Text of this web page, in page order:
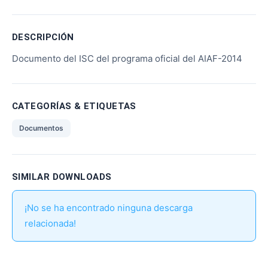
DESCRIPCIÓN
Documento del ISC del programa oficial del AIAF-2014
CATEGORÍAS & ETIQUETAS
Documentos
SIMILAR DOWNLOADS
¡No se ha encontrado ninguna descarga
relacionada!